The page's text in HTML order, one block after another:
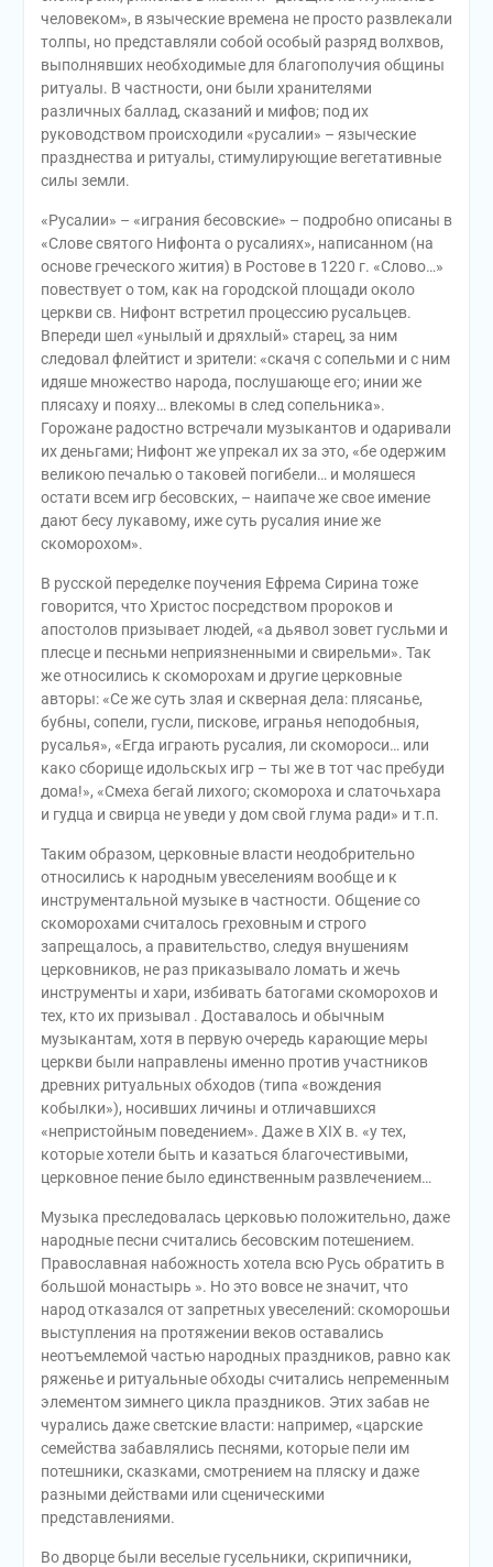
человеком», в языческие времена не просто развлекали
толпы, но представляли собой особый разряд волхвов,
выполнявших необходимые для благополучия общины
ритуалы. В частности, они были хранителями
различных баллад, сказаний и мифов; под их
руководством происходили «русалии» – языческие
празднества и ритуалы, стимулирующие вегетативные
силы земли.
«Русалии» – «играния бесовские» – подробно описаны в
«Слове святого Нифонта о русалиях», написанном (на
основе греческого жития) в Ростове в 1220 г. «Слово…»
повествует о том, как на городской площади около
церкви св. Нифонт встретил процессию русальцев.
Впереди шел «унылый и дряхлый» старец, за ним
следовал флейтист и зрители: «скачя с сопельми и с ним
идяше множество народа, послушающе его; инии же
плясаху и пояху… влекомы в след сопельника».
Горожане радостно встречали музыкантов и одаривали
их деньгами; Нифонт же упрекал их за это, «бе одержим
великою печалью о таковей погибели… и моляшеся
остати всем игр бесовских, – наипаче же свое имение
дают бесу лукавому, иже суть русалия иние же
скоморохом».
В русской переделке поучения Ефрема Сирина тоже
говорится, что Христос посредством пророков и
апостолов призывает людей, «а дьявол зовет гусльми и
плесце и песньми неприязненными и свирельми». Так
же относились к скоморохам и другие церковные
авторы: «Се же суть злая и скверная дела: плясанье,
бубны, сопели, гусли, пискове, игранья неподобныя,
русалья», «Егда играють русалия, ли скомороси… или
како сборище идольскых игр – ты же в тот час пребуди
дома!», «Смеха бегай лихого; скомороха и слаточьхара
и гудца и свирца не уведи у дом свой глума ради» и т.п.
Таким образом, церковные власти неодобрительно
относились к народным увеселениям вообще и к
инструментальной музыке в частности. Общение со
скоморохами считалось греховным и строго
запрещалось, а правительство, следуя внушениям
церковников, не раз приказывало ломать и жечь
инструменты и хари, избивать батогами скоморохов и
тех, кто их призывал . Доставалось и обычным
музыкантам, хотя в первую очередь карающие меры
церкви были направлены именно против участников
древних ритуальных обходов (типа «вождения
кобылки»), носивших личины и отличавшихся
«непристойным поведением». Даже в XIX в. «у тех,
которые хотели быть и казаться благочестивыми,
церковное пение было единственным развлечением…
Музыка преследовалась церковью положительно, даже
народные песни считались бесовским потешением.
Православная набожность хотела всю Русь обратить в
большой монастырь ». Но это вовсе не значит, что
народ отказался от запретных увеселений: скоморошьи
выступления на протяжении веков оставались
неотъемлемой частью народных праздников, равно как
ряженье и ритуальные обходы считались непременным
элементом зимнего цикла праздников. Этих забав не
чурались даже светские власти: например, «царские
семейства забавлялись песнями, которые пели им
потешники, сказками, смотрением на пляску и даже
разными действами или сценическими
представлениями.
Во дворце были веселые гусельники, скрипичники,